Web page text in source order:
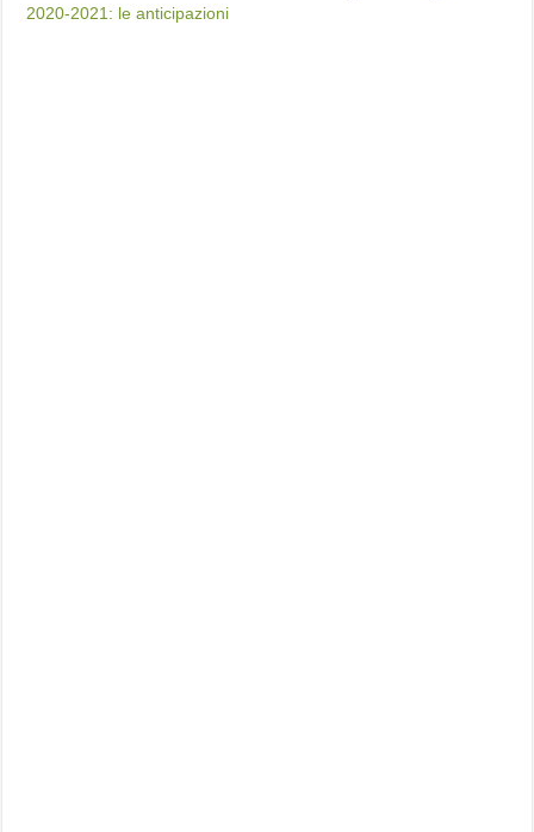
2020-2021: le anticipazioni